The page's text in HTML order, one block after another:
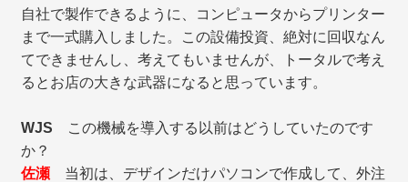
自社で製作できるように、コンピュータからプリンター
まで一式購入しました。この設備投資、絶対に回収なん
てできませんし、考えてもいませんが、トータルで考え
るとお店の大きな武器になると思っています。
WJS この機械を導入する以前はどうしていたのです
か？
佐瀬 当初は、デザインだけパソコンで作成して、外注